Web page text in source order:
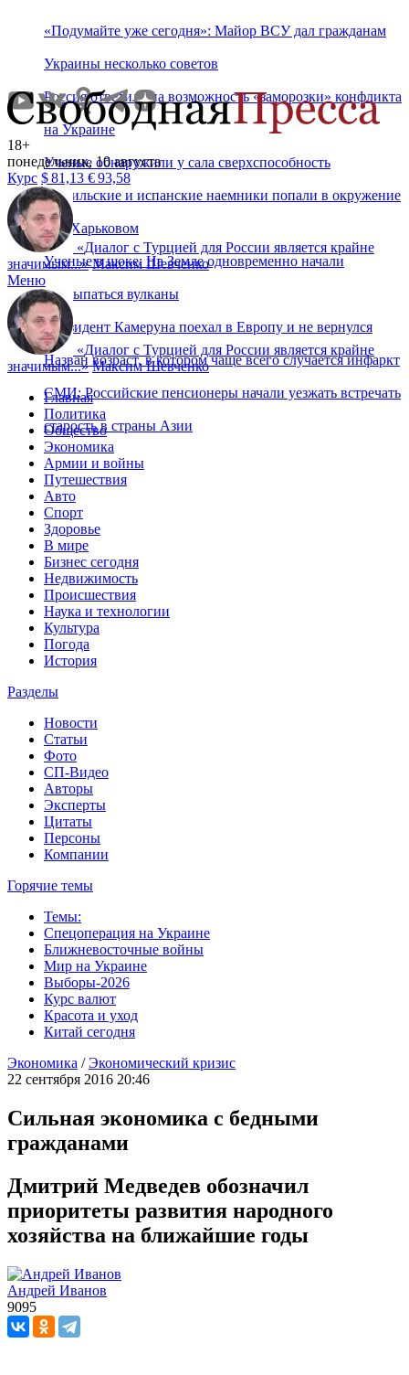
«Подумайте уже сегодня»: Майор ВСУ дал гражданам
Украины несколько советов
Россия ответила на возможность «заморозки» конфликта
на Украине
Ученые обнаружили у сала сверхспособность
Бразильские и испанские наемники попали в окружение
под Харьковом
Ученые в шоке: На Земле одновременно начали
просыпаться вулканы
Президент Камеруна поехал в Европу и не вернулся
Назван возраст, в котором чаще всего случается инфаркт
СМИ: Российские пенсионеры начали уезжать встречать
старость в страны Азии
18+
понедельник, 10 августа
Курс $81,13 €93,58
«Диалог с Турцией для России является крайне
значимым...» Максим Шевченко
Меню
«Диалог с Турцией для России является крайне
значимым...» Максим Шевченко
Главная
Политика
Общество
Экономика
Армии и войны
Путешествия
Авто
Спорт
Здоровье
В мире
Бизнес сегодня
Недвижимость
Происшествия
Наука и технологии
Культура
Погода
История
Разделы
Новости
Статьи
Фото
СП-Видео
Авторы
Эксперты
Цитаты
Персоны
Компании
Горячие темы
Темы:
Спецоперация на Украине
Ближневосточные войны
Мир на Украине
Выборы-2026
Курс валют
Красота и уход
Китай сегодня
Экономика /Экономический кризис
22 сентября 2016 20:46
Сильная экономика с бедными
гражданами
Дмитрий Медведев обозначил
приоритеты развития народного
хозяйства на ближайшие годы
Андрей Иванов
9095